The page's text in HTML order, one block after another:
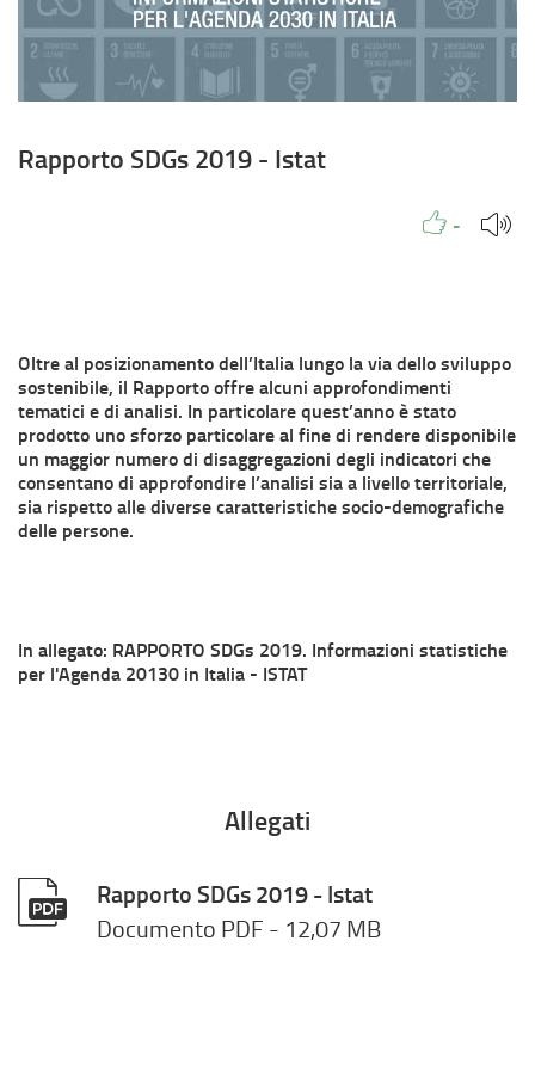
Rapporto SDGs 2019 - Istat
Metti Mi
Piace a
- Persone
Oltre al posizionamento dell’Italia lungo la via dello sviluppo
sostenibile, il Rapporto offre alcuni approfondimenti
tematici e di analisi. In particolare quest’anno è stato
prodotto uno sforzo particolare al fine di rendere disponibile
un maggior numero di disaggregazioni degli indicatori che
consentano di approfondire l’analisi sia a livello territoriale,
sia rispetto alle diverse caratteristiche socio-demografiche
delle persone.
In allegato: RAPPORTO SDGs 2019. Informazioni statistiche
per l'Agenda 20130 in Italia - ISTAT
Allegati
Rapporto SDGs 2019 - Istat
Documento PDF - 12,07 MB